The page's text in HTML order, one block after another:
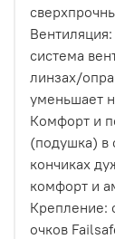
система
линзах/
уменьшает
Комфорт и
(подушка) в
кончиках
комфорт и
Крепление:
очков